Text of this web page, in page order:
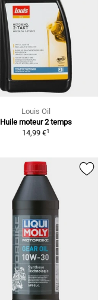
Louis Oil
Huile moteur 2 temps
14,99 €1